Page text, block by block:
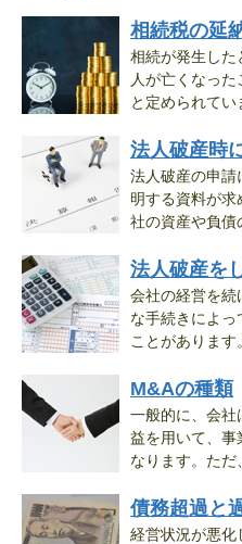
相続税の延
相続が発生した
人が亡くなっ
と定められてい
法人破産時
法人破産の申請
明する資料が
社の資産や負債
法人破産を
会社の経営を続
な手続きによっ
ことがあります
M&Aの種類
一般的に、会社
益を用いて、事
なります。ただ
債務超過と
経営状況が悪化